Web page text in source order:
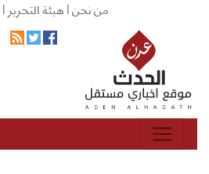
من نحن |هيئة التحرير |